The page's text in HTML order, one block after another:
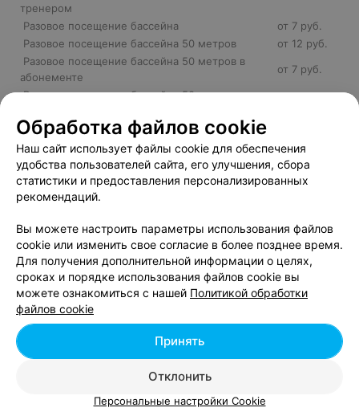
тренером
Разовое посещение бассейна
от 7 руб.
Разовое посещение бассейна 50 метров
от 12 руб.
Разовое посещение бассейна 50 метров в
абонементе
от 7 руб.
Разовое посещение бассейна 50 метров в
Разовое посещение бассейна 50 метров
детям
Разовое посещение бассейна 50 метров
студентам
от 8 руб.
Разовое посещение оздоровительного
Разовое посещение плавания для детей с 6 до
16 лет
от 6 руб.
Разовое посещение плавания для
многодетных семей
от 5 руб.
Разовое посещение сеанса Аква Аэробики
от 10 руб.
Разовое посещение сеанса родитель +
ребенок ( дети до 5 лет) в бассейне
от 10 руб.
Сеанс обучения плаванию для взрослых
абонементу (группа до 8 человек) на 1 месяц
Сеанс обучения плаванию для детей (в
Обработка файлов cookie
Наш сайт использует файлы cookie для обеспечения
удобства пользователей сайта, его улучшения, сбора
статистики и предоставления персонализированных
рекомендаций.
Вы можете настроить параметры использования файлов
cookie или изменить свое согласие в более позднее время.
Для получения дополнительной информации о целях,
сроках и порядке использования файлов cookie вы
можете ознакомиться с нашей Политикой обработки
файлов cookie
Отклонить
Принять
Персональные настройки Cookie